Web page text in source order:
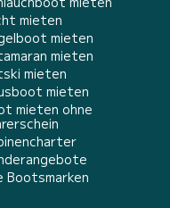
mieten
mieten
mieten
mieten
mieten
mieten ohne
Bootsmarken